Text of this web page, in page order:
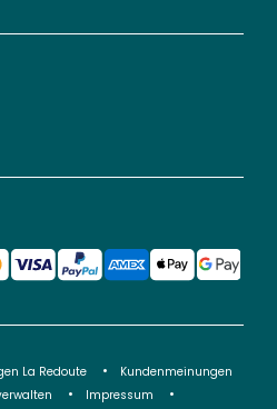
La Redoute
Kundenmeinungen
Impressum